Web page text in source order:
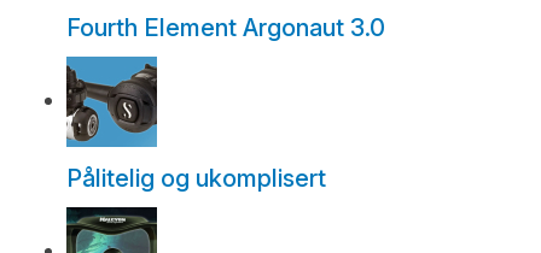
Fourth Element Argonaut 3.0
Pålitelig og ukomplisert